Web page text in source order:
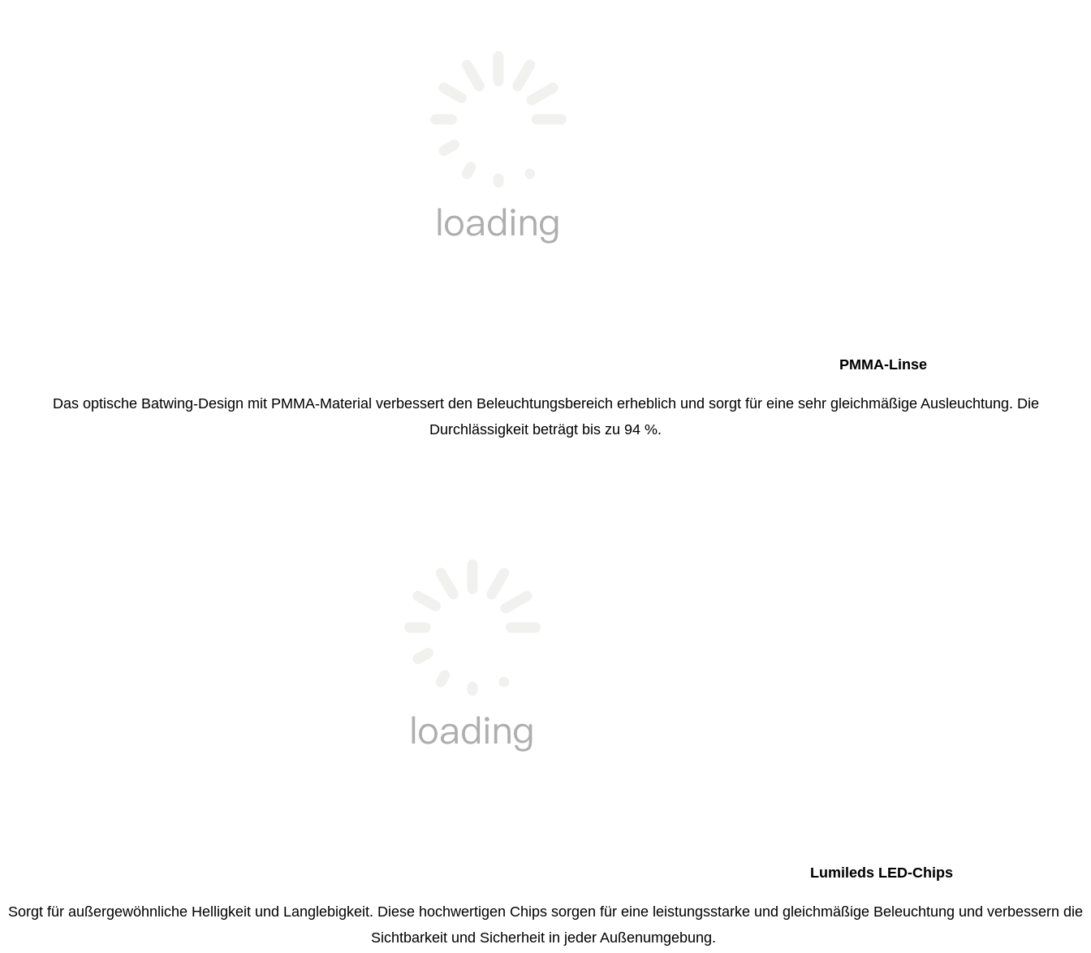
PMMA-Linse
Das optische Batwing-Design mit PMMA-Material verbessert den Beleuchtungsbereich erheblich und sorgt für eine sehr gleichmäßige Ausleuchtung. Die
Durchlässigkeit beträgt bis zu 94 %.
Lumileds LED-Chips
Sorgt für außergewöhnliche Helligkeit und Langlebigkeit. Diese hochwertigen Chips sorgen für eine leistungsstarke und gleichmäßige Beleuchtung und verbessern die
Sichtbarkeit und Sicherheit in jeder Außenumgebung.